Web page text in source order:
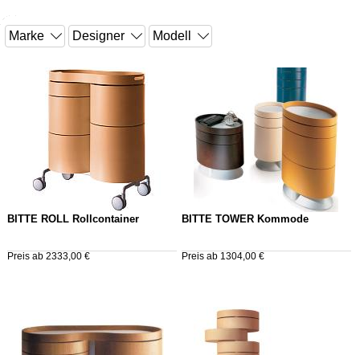
BITTE ROLL Rollcontainer
Preis ab 2333,00 €
BITTE TOWER Kommode
Preis ab 1304,00 €